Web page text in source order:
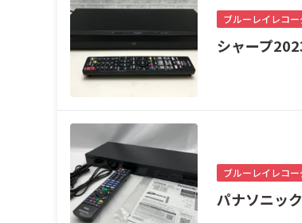
ブルーレイレコー
シャープ
ブルーレイレコー
パナソニッ